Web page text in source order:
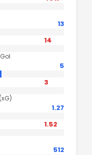
13
14
5
3
1.27
1.52
512